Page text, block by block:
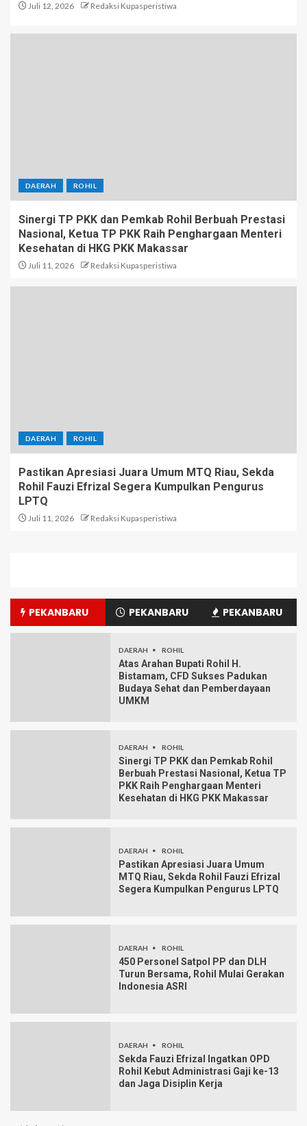
Juli 12, 2026 Redaksi Kupasperistiwa
DAERAH ROHIL
Sinergi TP PKK dan Pemkab Rohil Berbuah Prestasi
Nasional, Ketua TP PKK Raih Penghargaan Menteri
Kesehatan di HKG PKK Makassar
Juli 11, 2026 Redaksi Kupasperistiwa
DAERAH ROHIL
Pastikan Apresiasi Juara Umum MTQ Riau, Sekda
Rohil Fauzi Efrizal Segera Kumpulkan Pengurus
LPTQ
Juli 11, 2026 Redaksi Kupasperistiwa
PEKANBARU PEKANBARU PEKANBARU
DAERAH ROHIL
Atas Arahan Bupati Rohil H.
Bistamam, CFD Sukses Padukan
Budaya Sehat dan Pemberdayaan
UMKM
DAERAH ROHIL
Sinergi TP PKK dan Pemkab Rohil
Berbuah Prestasi Nasional, Ketua TP
PKK Raih Penghargaan Menteri
Kesehatan di HKG PKK Makassar
DAERAH ROHIL
Pastikan Apresiasi Juara Umum
MTQ Riau, Sekda Rohil Fauzi Efrizal
Segera Kumpulkan Pengurus LPTQ
DAERAH ROHIL
450 Personel Satpol PP dan DLH
Turun Bersama, Rohil Mulai Gerakan
Indonesia ASRI
DAERAH ROHIL
Sekda Fauzi Efrizal Ingatkan OPD
Rohil Kebut Administrasi Gaji ke-13
dan Jaga Disiplin Kerja